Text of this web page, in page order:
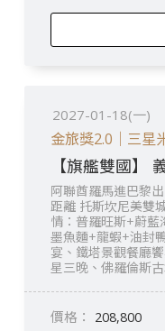
2027-01-18(一)
金旅獎2.0｜三星
【旗艦雙國】
阿聯酋羅馬進巴黎
距離 托斯坎尼美雙
情：普羅旺斯+蔚藍
墨魚麵+龍蝦+油封
宴、鐵塔景觀餐廳
星三晚、佛羅倫斯
208,800